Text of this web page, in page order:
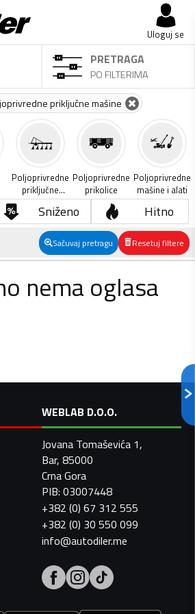
Uloguj se
PRETRAGA
PO FILTERIMA
priključne mašine
Poljoprivredne
priključne
mašine
Poljoprivredne
prikolice
Poljoprivredne
mašine i alati
Sniženo Hitno
Sačuvaj pretragu Resetuj filtere
nema oglasa
WEBLAB D.O.O.
Jovana Tomaševića 1,
Bar, 85000
Crna Gora
PIB: 03007448
+382 (0) 67 312 555
+382 (0) 30 550 099
info@autodiler.me